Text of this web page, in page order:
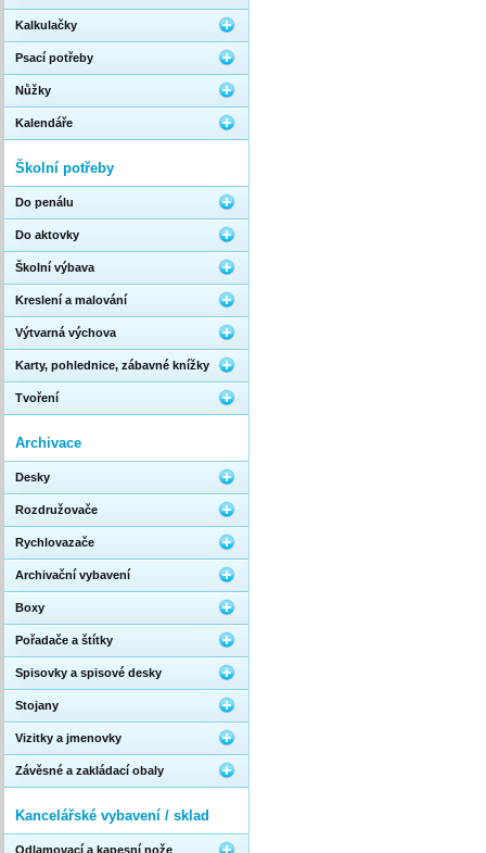
Kalkulačky
Psací potřeby
Nůžky
Kalendáře
Školní potřeby
Do penálu
Do aktovky
Školní výbava
Kreslení a malování
Výtvarná výchova
Karty, pohlednice, zábavné knížky
Tvoření
Archivace
Desky
Rozdružovače
Rychlovazače
Archivační vybavení
Boxy
Pořadače a štítky
Spisovky a spisové desky
Stojany
Vizitky a jmenovky
Závěsné a zakládací obaly
Kancelářské vybavení / sklad
Odlamovací a kapesní nože